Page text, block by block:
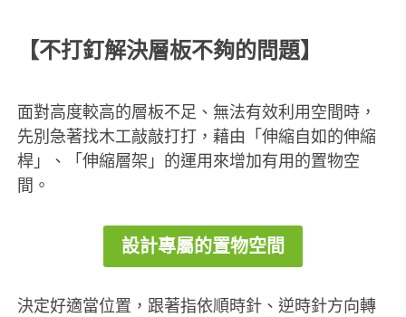
【不打釘解決層板不夠的問題】
面對高度較高的層板不足、無法有效利用空間時，
先別急著找木工敲敲打打，藉由「伸縮自如的伸縮
桿」、「伸縮層架」的運用來增加有用的置物空
間。
設計專屬的置物空間
決定好適當位置，跟著指依順時針、逆時針方向轉